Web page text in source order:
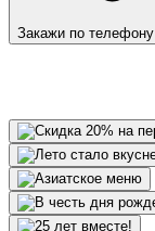
Закажи по телефону